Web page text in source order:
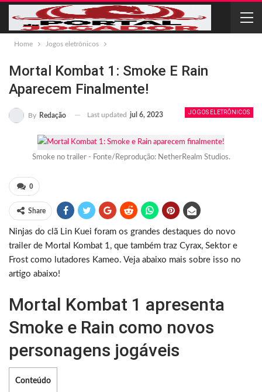
Home Jogos eletrônicos
Mortal Kombat 1: Smoke E Rain
Aparecem Finalmente!
JOGOS ELETRÔNICOS
By Redação Last updated jul 6, 2023
Smoke no trailer - Fonte/Reprodução: NetherRealm Studios.
0
Share
Ninjas do clã Lin Kuei foram os grandes destaques do novo
trailer de Mortal Kombat 1, que também traz Cyrax, Sektor e
Frost como lutadores Kameo. Veja abaixo mais sobre isso no
artigo abaixo!
Mortal Kombat 1 apresenta
Smoke e Rain como novos
personagens jogáveis
Conteúdo